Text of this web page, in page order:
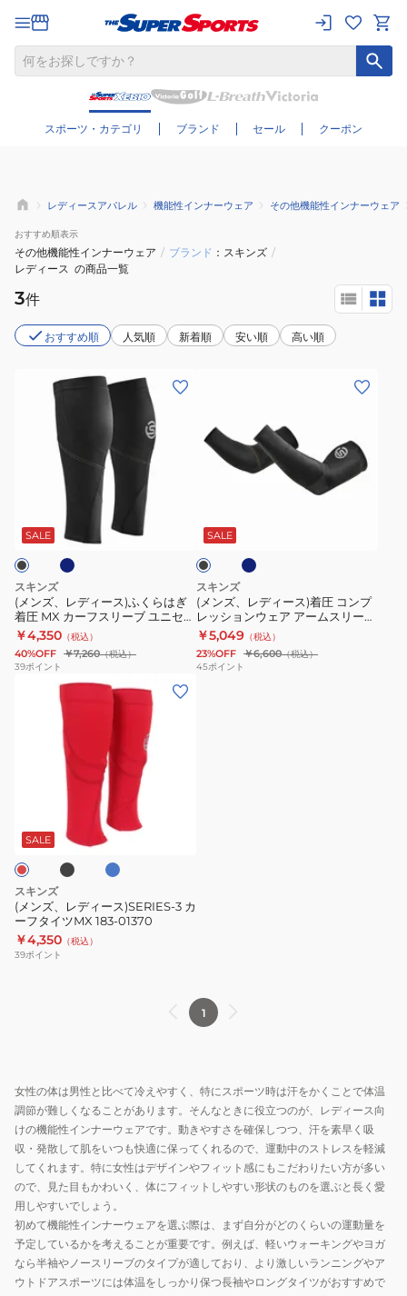
スポーツ・カテゴリ ブランド セール クーポン
さらに絞り込む
レディースアパレル 機能性インナーウェア その他機能性インナーウェア
おすすめ順表示
その他機能性インナーウェア / ブランド スキンズ /
レディース の商品一覧
3件
おすすめ順 人気順 新着順 安い順 高い順
ス)
ふ
く
ら
は
ぎ
着
ー
ブ
ユ
ニ
セ
ッ
サ
ポ
ー
タ
ー
183-
00370
SALE
スキンズ
(メンズ、レディース)ふくらはぎ
着圧 MX カーフスリーブ ユニセッ
クス スポーツサポーター 183-
00370
￥4,350 （税込）
40%OFF ￥7,260（税込）
39ポイント
ズ、
レ
ス)
着
圧
コ
ン
プ
レ
ニ
ス
2.0
183-
00320-
SALE
ブ
ラ
ッ ビ
スキンズ
(メンズ、レディース)着圧 コンプ
レッションウェア アームスリーブ
ユニセックス 2.0 183-00320-
￥5,049 （税込）
23%OFF ￥6,600（税込）
45ポイント
ス)SERIES-
3
カ
ー
フ
タ
SALE
ー
スキンズ
(メンズ、レディース)SERIES-3 カ
ーフタイツMX 183-01370
￥4,350 （税込）
39ポイント
1
女性の体は男性と比べて冷えやすく、特にスポーツ時は汗をかくことで体温
調節が難しくなることがあります。そんなときに役立つのが、レディース向
けの機能性インナーウェアです。動きやすさを確保しつつ、汗を素早く吸
収・発散して肌をいつも快適に保ってくれるので、運動中のストレスを軽減
してくれます。特に女性はデザインやフィット感にもこだわりたい方が多い
ので、見た目もかわいく、体にフィットしやすい形状のものを選ぶと長く愛
用しやすいでしょう。
初めて機能性インナーウェアを選ぶ際は、まず自分がどのくらいの運動量を
予定しているかを考えることが重要です。例えば、軽いウォーキングやヨガ
なら半袖やノースリーブのタイプが適しており、より激しいランニングやア
ウトドアスポーツには体温をしっかり保つ長袖やロングタイツがおすすめで